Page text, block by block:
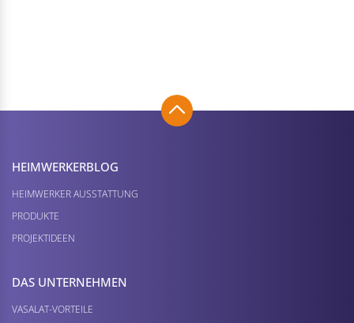
HEIMWERKER­BLOG
HEIMWERKER AUSSTATTUNG
PRODUKTE
PROJEKTIDEEN
DAS UNTERNEHMEN
VASALAT-VORTEILE